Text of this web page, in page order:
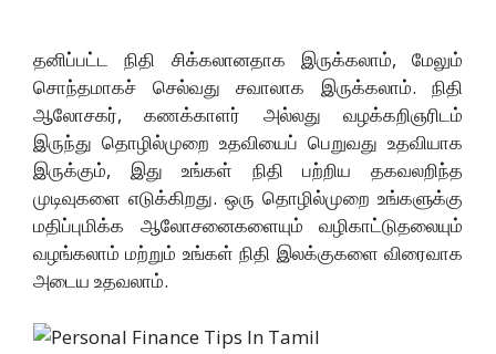
தனிப்பட்ட நிதி சிக்கலானதாக இருக்கலாம், மேலும்
சொந்தமாகச் செல்வது சவாலாக இருக்கலாம். நிதி
ஆலோசகர், கணக்காளர் அல்லது வழக்கறிஞரிடம்
இருந்து தொழில்முறை உதவியைப் பெறுவது உதவியாக
இருக்கும், இது உங்கள் நிதி பற்றிய தகவலறிந்த
முடிவுகளை எடுக்கிறது. ஒரு தொழில்முறை உங்களுக்கு
மதிப்புமிக்க ஆலோசனைகளையும் வழிகாட்டுதலையும்
வழங்கலாம் மற்றும் உங்கள் நிதி இலக்குகளை விரைவாக
அடைய உதவலாம்.